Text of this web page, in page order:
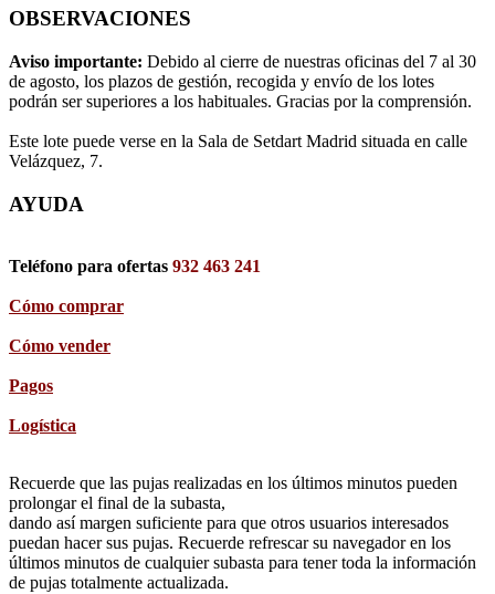
OBSERVACIONES
Aviso importante: Debido al cierre de nuestras oficinas del 7 al 30
de agosto, los plazos de gestión, recogida y envío de los lotes
podrán ser superiores a los habituales. Gracias por la comprensión.
Este lote puede verse en la Sala de Setdart Madrid situada en calle
Velázquez, 7.
AYUDA
Teléfono para ofertas 932 463 241
Cómo comprar
Cómo vender
Pagos
Logística
Recuerde que las pujas realizadas en los últimos minutos pueden
prolongar el final de la subasta,
dando así margen suficiente para que otros usuarios interesados
puedan hacer sus pujas. Recuerde refrescar su navegador en los
últimos minutos de cualquier subasta para tener toda la información
de pujas totalmente actualizada.